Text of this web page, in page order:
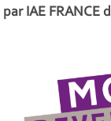
par IAE FRANCE